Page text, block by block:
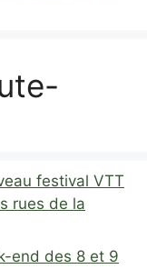
festival VTT
rues de la
end des 8 et 9